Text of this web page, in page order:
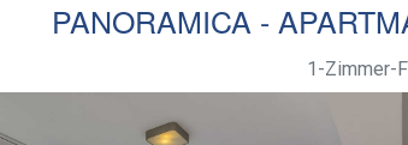
PANORAMICA -
1-Zimmer-